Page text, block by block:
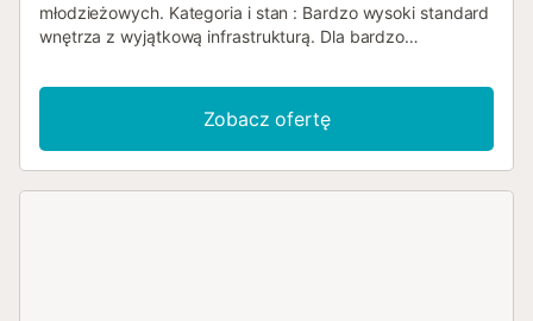
młodzieżowych. Kategoria i stan : Bardzo wysoki standard
wnętrza z wyjątkową infrastrukturą. Dla bardzo
luksusowym otoczeniu. Mieszkalnictwo : Ten dom
położony jest w cichej i wiejskiej okolicy, zaledwie pięć
kilometrów od morza, z pięknym widokiem na morze i
góry. Dom znajduje się kilka kilometrów na północny
Zobacz ofertę